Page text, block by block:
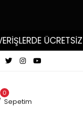
ÜCRETSİZ
0
Sepetim